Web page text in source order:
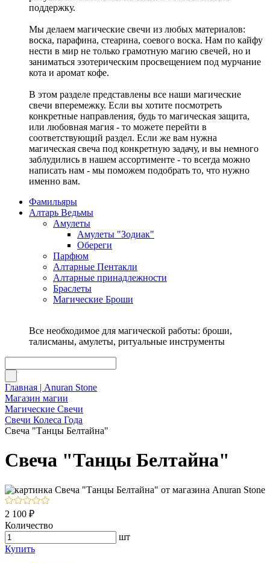
поддержку.
Мы делаем магические свечи из любых материалов:
воска, парафина, стеарина, соевого воска. Нам по кайфу
нести в мир не только грамотную магию свечей, но и
заниматься эзотерическим просвещением под мурчание
кота и аромат кофе.
В этом разделе представлены все наши магические
свечи вперемежку. Если вы хотите посмотреть
конкретные направления, будь то магическая защита,
или любовная магия - то можете перейти в
соответствующий раздел. Если же вам нужна
магическая свеча под конкретную задачу, и вы немного
заблудились в нашем ассортименте - то всегда можно
написать нам - мы поможем подобрать то, что нужно
именно вам.
Фамильяры
Алтарь Ведьмы
Амулеты
Амулеты "Зодиак"
Обереги
Парфюм
Алтарные Пентакли
Алтарные принадлежности
Браслеты
Магические Броши
Все необходимое для магической работы: броши,
талисманы, амулеты, ритуальные инструменты
Главная | Anuran Stone
Магазин магии
Магические Свечи
Свечи Колеса Года
Свеча "Танцы Белтайна"
Свеча "Танцы Белтайна"
2 100 ₽
Количество
шт
Купить